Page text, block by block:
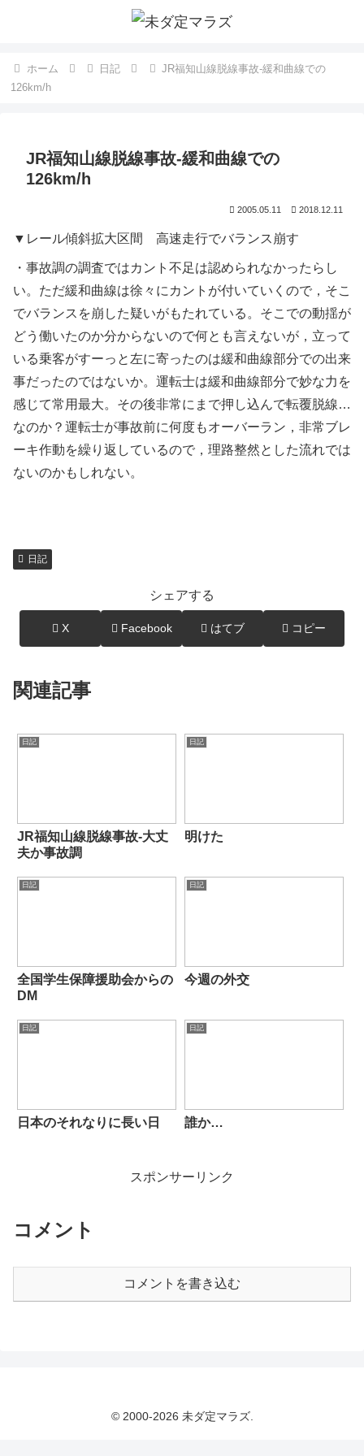
ホーム 日記
JR福知山線脱線事故-緩和曲線での
126km/h
JR福知山線脱線事故-緩和曲線での
126km/h
2005.05.11 2018.12.11
▼レール傾斜拡大区間 高速走行でバランス崩す
・事故調の調査ではカント不足は認められなかったらし
い。ただ緩和曲線は徐々にカントが付いていくので，そこ
でバランスを崩した疑いがもたれている。そこでの動揺が
どう働いたのか分からないので何とも言えないが，立って
いる乗客がすーっと左に寄ったのは緩和曲線部分での出来
事だったのではないか。運転士は緩和曲線部分で妙な力を
感じて常用最大。その後非常にまで押し込んで転覆脱線…
なのか？運転士が事故前に何度もオーバーラン，非常ブレ
ーキ作動を繰り返しているので，理路整然とした流れでは
ないのかもしれない。
日記
シェアする
X Facebook はてブ コピー
関連記事
日記
JR福知山線脱線事故-大丈
夫か事故調
日記
明けた
日記
全国学生保障援助会からの
DM
日記
今週の外交
日記
日本のそれなりに長い日
日記
誰か…
スポンサーリンク
コメント
コメントを書き込む
© 2000-2026 未ダ定マラズ.